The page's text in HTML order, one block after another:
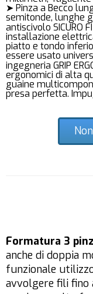
➤ Pinza a Becco
semitonde, lunghe
antiscivolo SICURO
installazione
piatto e tondo
essere usato
ingegneria GRIP
ergonomici di alta
guaine
presa perfetta.
Formatura 3
anche di doppia
funzionale
avvolgere fili fino